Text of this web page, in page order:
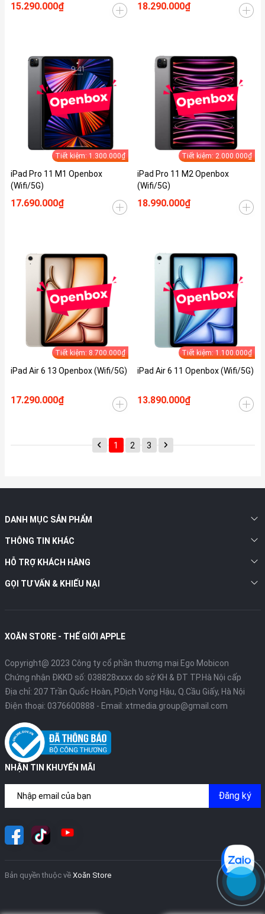
15.290.000₫ 18.290.000₫
Tiết kiệm: 1.300.000₫
iPad Pro 11 M1 Openbox
(Wifi/5G)
17.690.000₫
Tiết kiệm: 2.000.000₫
iPad Pro 11 M2 Openbox
(Wifi/5G)
18.990.000₫
Tiết kiệm: 8.700.000₫
iPad Air 6 13 Openbox (Wifi/5G)
17.290.000₫
Tiết kiệm: 1.100.000₫
iPad Air 6 11 Openbox (Wifi/5G)
13.890.000₫
1 2 3
DANH MỤC SẢN PHẨM
THÔNG TIN KHÁC
HỖ TRỢ KHÁCH HÀNG
GỌI TƯ VẤN & KHIẾU NẠI
XOĂN STORE - THẾ GIỚI APPLE
Copyright@ 2023 Công ty cổ phần thương mại Ego Mobicon
Chứng nhận ĐKKD số: 038828xxxx do sở KH & ĐT TP.Hà Nội cấp
Địa chỉ: 207 Trần Quốc Hoàn, P.Dịch Vọng Hậu, Q.Cầu Giấy, Hà Nội
Điện thoại: 0376600888 - Email: xtmedia.group@gmail.com
NHẬN TIN KHUYẾN MÃI
Đăng ký
Bản quyền thuộc về Xoăn Store